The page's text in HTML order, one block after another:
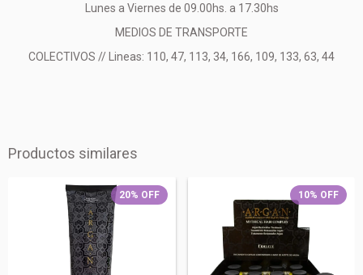
Lunes a Viernes de 09.00hs. a 17.30hs
MEDIOS DE TRANSPORTE
COLECTIVOS // Lineas: 110, 47, 113, 34, 166, 109, 133, 63, 44
Productos similares
20% OFF 10% OFF